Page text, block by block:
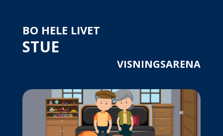
BO HELE LIVET
STUE
VISNINGSARENA